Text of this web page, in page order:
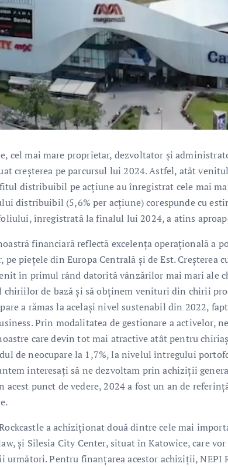
cel mai mare proprietar, dezvoltator și
creșterea pe parcursul lui 2024. Astfel, atât
distribuibil pe acțiune au înregistrat cele mai
distribuibil (5,6% per acțiune) corespunde cu
înregistrată la finalul lui 2024, a atins
financiară reflectă excelența operațională a
pe piețele din Europa Centrală și de Est.
în primul rând datorită vânzărilor mai mari ale
chiriilor de bază și să obținem venituri din chirii
a rămas la același nivel sustenabil din 2022,
Prin modalitatea de gestionare a activelor,
care devin tot mai atractive atât pentru
de neocupare la 1,7%, la nivelul întregului
interesați să ne dezvoltam prin achiziții
acest punct de vedere, 2024 a fost un an de
a achiziționat două dintre cele mai
și Silesia City Center, situat în Katowice, care
următori. Pentru finanțarea acestor achiziții, NEPI